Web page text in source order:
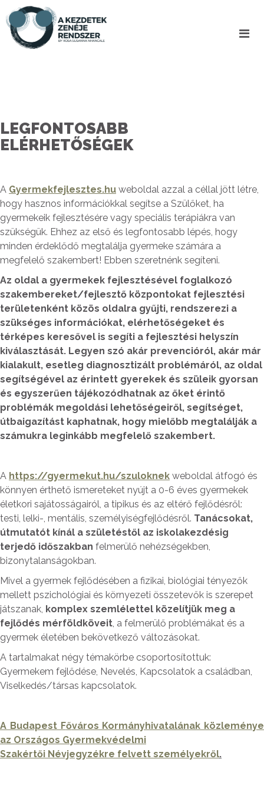
LEGFONTOSABB
ELÉRHETŐSÉGEK
A Gyermekfejlesztes.hu weboldal azzal a céllal jött létre,
hogy hasznos információkkal segítse a Szülőket, ha
gyermekeik fejlesztésére vagy speciális terápiákra van
szükségük. Ehhez az első és legfontosabb lépés, hogy
minden érdeklődő megtalálja gyermeke számára a
megfelelő szakembert! Ebben szeretnénk segíteni.
Az oldal a gyermekek fejlesztésével foglalkozó
szakembereket/fejlesztő központokat fejlesztési
területenként közös oldalra gyűjti, rendszerezi a
szükséges információkat, elérhetőségeket és
térképes keresővel is segíti a fejlesztési helyszín
kiválasztását. Legyen szó akár prevencióról, akár már
kialakult, esetleg diagnosztizált problémáról, az oldal
segítségével az érintett gyerekek és szüleik gyorsan
és egyszerűen tájékozódhatnak az őket érintő
problémák megoldási lehetőségeiről, segítséget,
útbaigazítást kaphatnak, hogy mielőbb megtalálják a
számukra leginkább megfelelő szakembert.
A https://gyermekut.hu/szuloknek weboldal átfogó és
könnyen érthető ismereteket nyújt a 0-6 éves gyermekek
életkori sajátosságairól, a tipikus és az eltérő fejlődésről:
testi, lelki-, mentális, személyiségfejlődésről. Tanácsokat,
útmutatót kínál a születéstől az iskolakezdésig
terjedő időszakban felmerülő nehézségekben,
bizonytalanságokban.
Mivel a gyermek fejlődésében a fizikai, biológiai tényezők
mellett pszichológiai és környezeti összetevők is szerepet
játszanak, komplex szemlélettel közelítjük meg a
fejlődés mérföldköveit , a felmerülő problémákat és a
gyermek életében bekövetkező változásokat.
A tartalmakat négy témakörbe csoportosítottuk:
Gyermekem fejlődése, Nevelés, Kapcsolatok a családban,
Viselkedés/társas kapcsolatok.
A Budapest Főváros Kormányhivatalának közleménye
az Országos Gyermekvédelmi
Szakértői Névjegyzékre felvett személyekről.